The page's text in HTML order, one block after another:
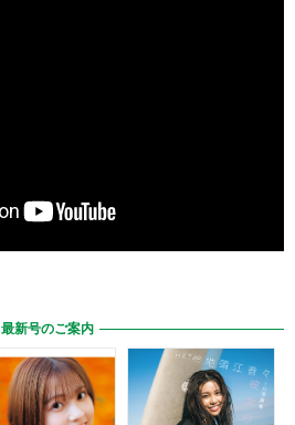
最新号のご案内